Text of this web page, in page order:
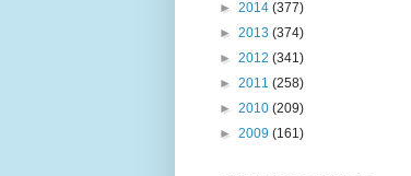
► 2014 (377)
► 2013 (374)
► 2012 (341)
► 2011 (258)
► 2010 (209)
► 2009 (161)